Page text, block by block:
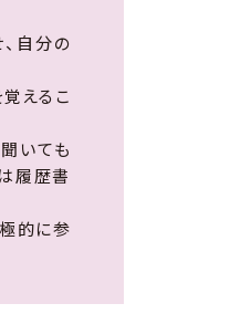
自分の
えるこ
いても
履歴書
的に参